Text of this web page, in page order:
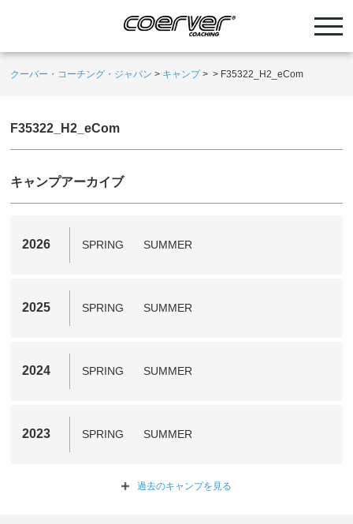
クーバー・コーチング・ジャパン > キャンプ> > F35322_H2_eCom
F35322_H2_eCom
キャンプアーカイブ
2026 SPRING SUMMER
2025 SPRING SUMMER
2024 SPRING SUMMER
2023 SPRING SUMMER
過去のキャンプを 見る